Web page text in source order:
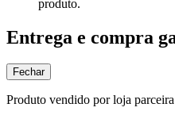
produto.
Entrega e compra
Fechar
Produto vendido por loja